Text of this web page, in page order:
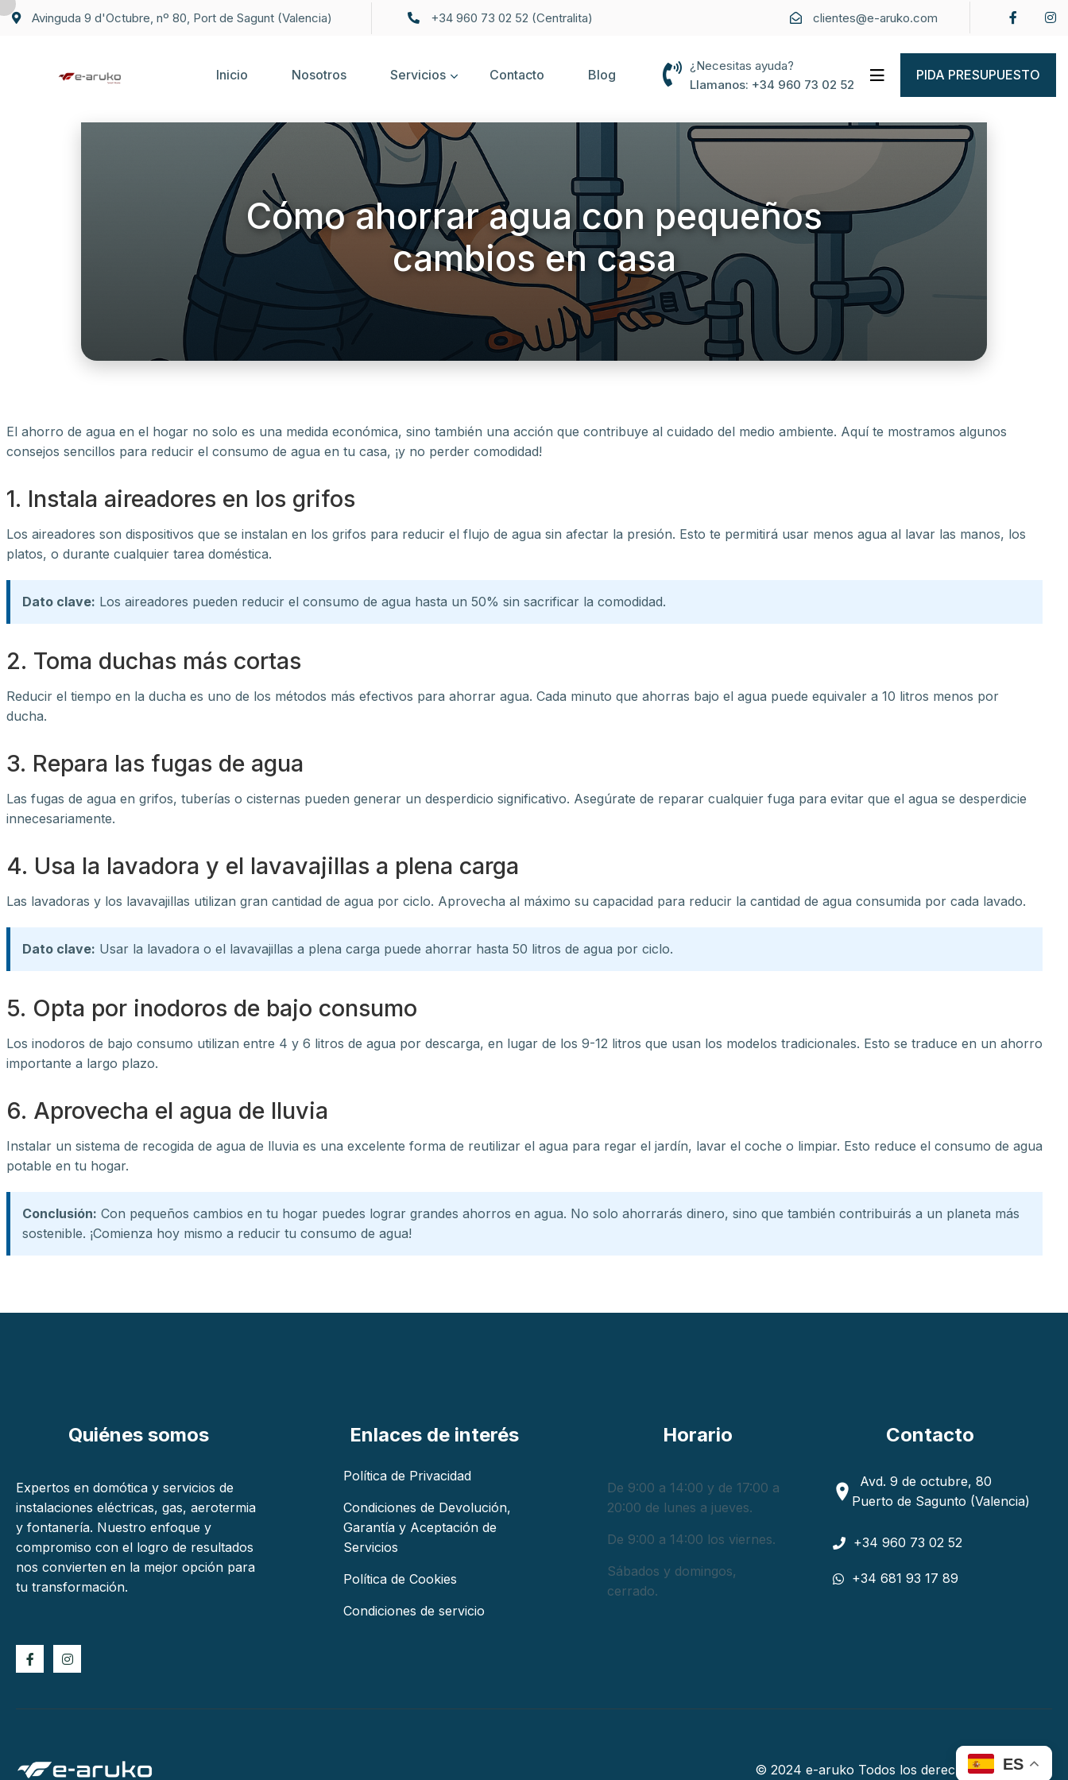
Avinguda 9 d'Octubre, nº 80, Port de Sagunt (Valencia) +34 960 73 02 52 (Centralita) clientes@e-aruko.com
Inicio Nosotros Servicios Contacto Blog
¿Necesitas ayuda?
Llamanos: +34 960 73 02 52
PIDA PRESUPUESTO
Cómo ahorrar agua con pequeños
cambios en casa
El ahorro de agua en el hogar no solo es una medida económica, sino también una acción que contribuye al cuidado del medio ambiente. Aquí te mostramos algunos
consejos sencillos para reducir el consumo de agua en tu casa, ¡y no perder comodidad!
1. Instala aireadores en los grifos
Los aireadores son dispositivos que se instalan en los grifos para reducir el flujo de agua sin afectar la presión. Esto te permitirá usar menos agua al lavar las manos, los
platos, o durante cualquier tarea doméstica.
Dato clave: Los aireadores pueden reducir el consumo de agua hasta un 50% sin sacrificar la comodidad.
2. Toma duchas más cortas
Reducir el tiempo en la ducha es uno de los métodos más efectivos para ahorrar agua. Cada minuto que ahorras bajo el agua puede equivaler a 10 litros menos por
ducha.
3. Repara las fugas de agua
Las fugas de agua en grifos, tuberías o cisternas pueden generar un desperdicio significativo. Asegúrate de reparar cualquier fuga para evitar que el agua se desperdicie
innecesariamente.
4. Usa la lavadora y el lavavajillas a plena carga
Las lavadoras y los lavavajillas utilizan gran cantidad de agua por ciclo. Aprovecha al máximo su capacidad para reducir la cantidad de agua consumida por cada lavado.
Dato clave: Usar la lavadora o el lavavajillas a plena carga puede ahorrar hasta 50 litros de agua por ciclo.
5. Opta por inodoros de bajo consumo
Los inodoros de bajo consumo utilizan entre 4 y 6 litros de agua por descarga, en lugar de los 9-12 litros que usan los modelos tradicionales. Esto se traduce en un ahorro
importante a largo plazo.
6. Aprovecha el agua de lluvia
Instalar un sistema de recogida de agua de lluvia es una excelente forma de reutilizar el agua para regar el jardín, lavar el coche o limpiar. Esto reduce el consumo de agua
potable en tu hogar.
Conclusión: Con pequeños cambios en tu hogar puedes lograr grandes ahorros en agua. No solo ahorrarás dinero, sino que también contribuirás a un planeta más
sostenible. ¡Comienza hoy mismo a reducir tu consumo de agua!
Quiénes somos
Expertos en domótica y servicios de
instalaciones eléctricas, gas, aerotermia
y fontanería. Nuestro enfoque y
compromiso con el logro de resultados
nos convierten en la mejor opción para
tu transformación.
Enlaces de interés
Política de Privacidad
Condiciones de Devolución,
Garantía y Aceptación de
Servicios
Política de Cookies
Condiciones de servicio
Horario
De 9:00 a 14:00 y de 17:00 a
20:00 de lunes a jueves.
De 9:00 a 14:00 los viernes.
Sábados y domingos,
cerrado.
Contacto
Avd. 9 de octubre, 80
Puerto de Sagunto (Valencia)
+34 960 73 02 52
+34 681 93 17 89
© 2024 e-aruko Todos los derechos reservados.
ES